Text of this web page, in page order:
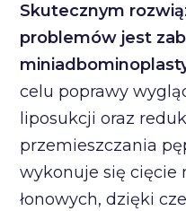
Skutecznym
problemów jest
celu poprawy
liposukcji oraz
przemieszczania
wykonuje się cięcie
łonowych, dzięki